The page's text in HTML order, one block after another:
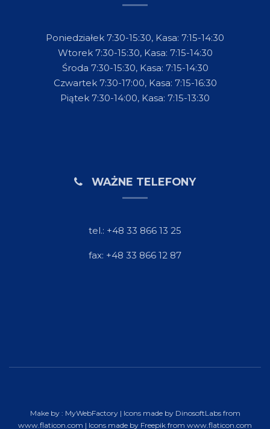
Poniedziałek 7:30-15:30, Kasa: 7:15-14:30
Wtorek 7:30-15:30, Kasa: 7:15-14:30
Środa 7:30-15:30, Kasa: 7:15-14:30
Czwartek 7:30-17:00, Kasa: 7:15-16:30
Piątek 7:30-14:00, Kasa: 7:15-13:30
WAŻNE TELEFONY
tel.: +48 33 866 13 25
fax: +48 33 866 12 87
Make by : MyWebFactory | Icons made by DinosoftLabsfrom
www.flaticon.com | Icons made by Freepik from www.flaticon.com